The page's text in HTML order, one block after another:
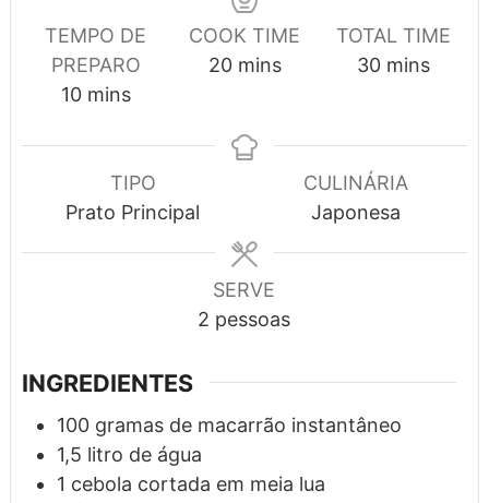
TEMPO DE
PREPARO
10minutes
mins
COOK TIME
20minutes
mins
TOTAL TIME
30minutes
mins
TIPO
Prato Principal
CULINÁRIA
Japonesa
SERVE
2 pessoas
INGREDIENTES
100 gramas de macarrão instantâneo
1,5 litro de água
1 cebola cortada em meia lua